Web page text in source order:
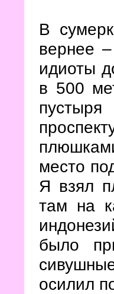
В
вернее
идиоты
в 500
место
Я взял
там на
было
осилил